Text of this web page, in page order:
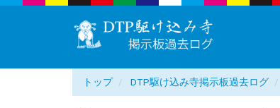
トップ DTP駆け込み寺掲示板過去ログ